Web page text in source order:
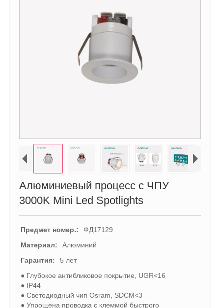
Алюминиевый процесс с ЧПУ
3000K Mini Led Spotlights
Предмет номер.:
ФД17129
Материал:
Алюминий
Гарантия:
5 лет
● Глубокое антибликовое покрытие, UGR<16
● IP44
● Светодиодный чип Osram, SDCM<3
● Упрощена проводка с клеммой быстрого